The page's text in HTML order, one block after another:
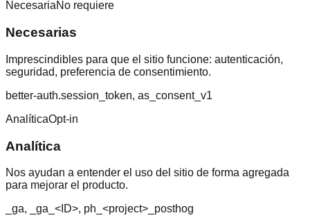
NecesariaNo requiere
Necesarias
Imprescindibles para que el sitio funcione: autenticación,
seguridad, preferencia de consentimiento.
better-auth.session_token, as_consent_v1
AnalíticaOpt-in
Analítica
Nos ayudan a entender el uso del sitio de forma agregada
para mejorar el producto.
_ga, _ga_<ID>, ph_<project>_posthog